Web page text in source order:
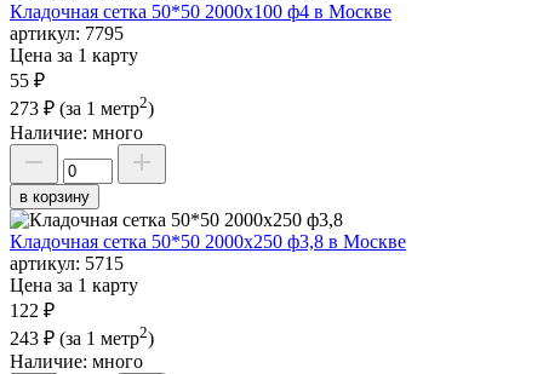
Кладочная сетка 50*50 2000х100 ф4 в Москве
артикул: 7795
Цена за 1 карту
55 ₽
273 ₽ (за 1 метр2)
Наличие: много
в корзину
Кладочная сетка 50*50 2000х250 ф3,8 в Москве
артикул: 5715
Цена за 1 карту
122 ₽
243 ₽ (за 1 метр2)
Наличие: много